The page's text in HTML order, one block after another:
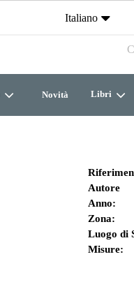
Italiano
Novità Libri
Autore
Anno:
Zona:
Luogo di
Misure: